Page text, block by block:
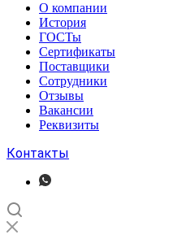
О компании
История
ГОСТы
Сертификаты
Поставщики
Сотрудники
Отзывы
Вакансии
Реквизиты
Контакты